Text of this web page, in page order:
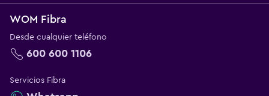
WOM Fibra
Desde cualquier teléfono
600 600 1106
Servicios Fibra